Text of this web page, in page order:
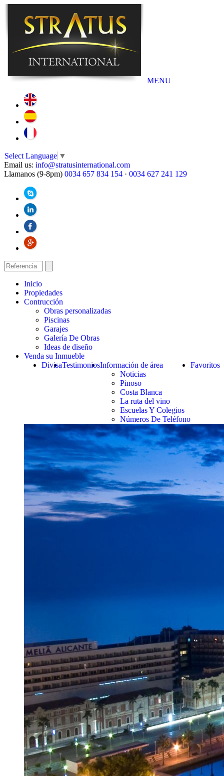
MENU
Select Language ▼
Email us: info@stratusinternational.com
Llamanos (9-8pm) 0034 657 834 154 · 0034 627 241 129
Inicio
Propiedades
Contrucción
Obras personalizadas
Piscinas
Garajes
Galería De Obras
Ideas de diseño
Venda su Inmueble
Favoritos
Información de área
Noticias
Pinoso
Costa Blanca
La ruta del vino
Escuelas Y Colegios
Números De Teléfono
Testimonios
Divisa